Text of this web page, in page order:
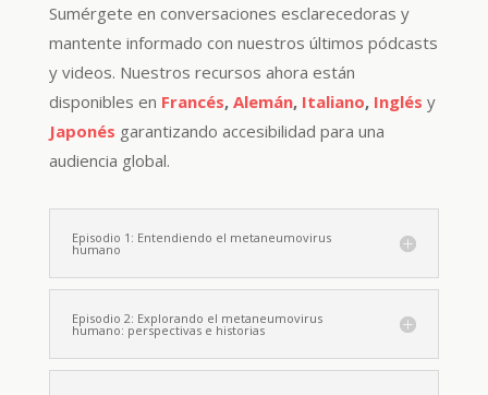
Sumérgete en conversaciones esclarecedoras y
mantente informado con nuestros últimos pódcasts
y videos. Nuestros recursos ahora están
disponibles en Francés, Alemán, Italiano, Inglés y
Japonés garantizando accesibilidad para una
audiencia global.
Episodio 1: Entendiendo el metaneumovirus
humano
Episodio 2: Explorando el metaneumovirus
humano: perspectivas e historias